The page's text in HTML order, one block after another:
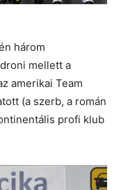
három
mellett a
amerikai Team
(a szerb, a román
profi klub